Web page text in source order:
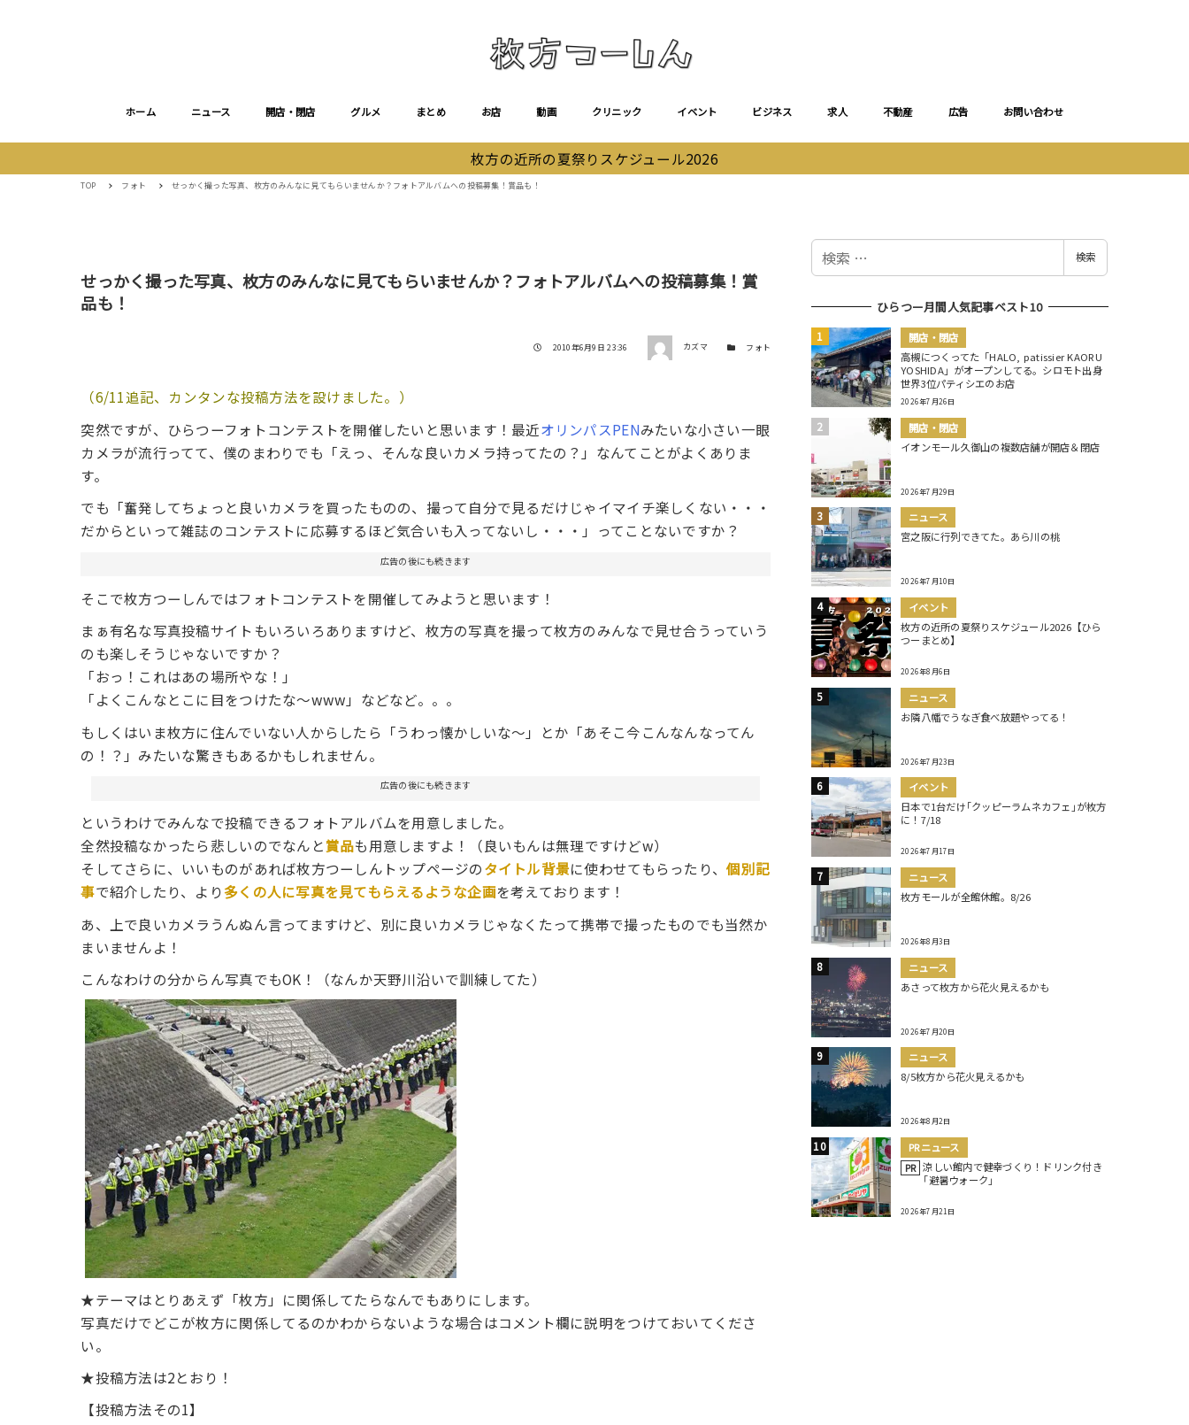
ホーム ニュース 開店・閉店 グルメ まとめ お店 動画 クリニック イベント ビジネス 求人 不動産 広告 お問い合わせ
枚方の近所の夏祭りスケジュール2026
TOP フォト せっかく撮った写真、枚方のみんなに見てもらいませんか？フォトアルバムへの投稿募集！賞品も！
せっかく撮った写真、枚方のみんなに見てもらいませんか？フォトアルバムへの投稿募集！賞
品も！
投稿日
2010年6月9日 23:36 著者 カズマ カテゴリー
フォト
（6/11追記、カンタンな投稿方法を設けました。）
突然ですが、ひらつーフォトコンテストを開催したいと思います！最近オリンパスPENみたいな小さい一眼
カメラが流行ってて、僕のまわりでも「えっ、そんな良いカメラ持ってたの？」なんてことがよくありま
す。
でも「奮発してちょっと良いカメラを買ったものの、撮って自分で見るだけじゃイマイチ楽しくない・・・
だからといって雑誌のコンテストに応募するほど気合いも入ってないし・・・」ってことないですか？
広告の後にも続きます
そこで枚方つーしんではフォトコンテストを開催してみようと思います！
まぁ有名な写真投稿サイトもいろいろありますけど、枚方の写真を撮って枚方のみんなで見せ合うっていう
のも楽しそうじゃないですか？
「おっ！これはあの場所やな！」
「よくこんなとこに目をつけたな～www」などなど。。。
もしくはいま枚方に住んでいない人からしたら「うわっ懐かしいな～」とか「あそこ今こんなんなってん
の！？」みたいな驚きもあるかもしれません。
広告の後にも続きます
というわけでみんなで投稿できるフォトアルバムを用意しました。
全然投稿なかったら悲しいのでなんと賞品も用意しますよ！（良いもんは無理ですけどw）
そしてさらに、いいものがあれば枚方つーしんトップページのタイトル背景に使わせてもらったり、個別記
事で紹介したり、より多くの人に写真を見てもらえるような企画を考えております！
あ、上で良いカメラうんぬん言ってますけど、別に良いカメラじゃなくたって携帯で撮ったものでも当然か
まいませんよ！
こんなわけの分からん写真でもOK！（なんか天野川沿いで訓練してた）
★テーマはとりあえず「枚方」に関係してたらなんでもありにします。
写真だけでどこが枚方に関係してるのかわからないような場合はコメント欄に説明をつけておいてくださ
い。
★投稿方法は2とおり！
【投稿方法その1】
検
検索
ひらつー月間人気記事ベスト10
開店・閉店
高槻につくってた「HALO, patissier KAORU
YOSHIDA」がオープンしてる。シロモト出身
世界3位パティシエのお店
2026年7月26日
開店・閉店
イオンモール久御山の複数店舗が開店＆閉店
2026年7月29日
ニュース
宮之阪に行列できてた。あら川の桃
2026年7月10日
イベント
枚方の近所の夏祭りスケジュール2026【ひら
つーまとめ】
2026年8月6日
ニュース
お隣八幡でうなぎ食べ放題やってる！
2026年7月23日
イベント
日本で1台だけ｢クッピーラムネカフェ｣が枚方
に！7/18
2026年7月17日
ニュース
枚方モールが全館休館。8/26
2026年8月3日
ニュース
あさって枚方から花火見えるかも
2026年7月20日
ニュース
8/5枚方から花火見えるかも
2026年8月2日
PRニュース
PR 涼しい館内で健幸づくり！ドリンク付き
｢避暑ウォーク｣
2026年7月21日